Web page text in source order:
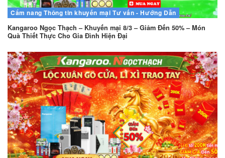
Cẩm nang Thông tin khuyến mại Tư vấn - Hướng Dẫn
Kangaroo Ngọc Thạch – Khuyến mại 8/3 – Giảm Đến 50% – Món
Quà Thiết Thực Cho Gia Đình Hiện Đại